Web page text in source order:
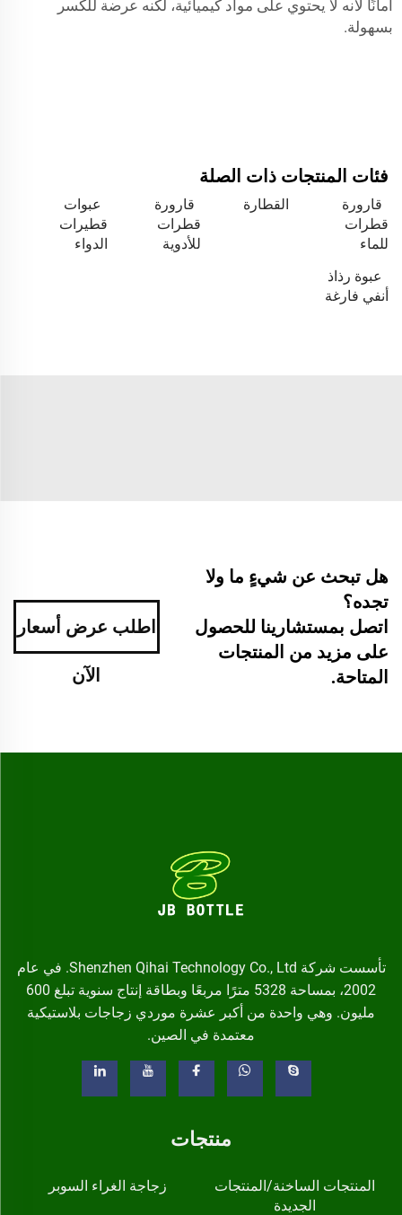
أمانًا لأنه لا يحتوي على مواد كيميائية، لكنه عرضة للكسر
بسهولة.
فئات المنتجات ذات الصلة
قارورة
قطرات
للماء
القطارة
قارورة
قطرات
للأدوية
عبوات
قطيرات
الدواء
عبوة رذاذ
أنفي فارغة
هل تبحث عن شيءٍ ما ولا
تجده؟
اتصل بمستشارينا للحصول
على مزيد من المنتجات
المتاحة.
اطلب عرض أسعار
الآن
تأسست شركة Shenzhen Qihai Technology Co., Ltd. في عام
2002، بمساحة 5328 مترًا مربعًا وبطاقة إنتاج سنوية تبلغ 600
مليون. وهي واحدة من أكبر عشرة موردي زجاجات بلاستيكية
معتمدة في الصين.
منتجات
المنتجات الساخنة/المنتجات
الجديدة
زجاجة الغراء السوبر